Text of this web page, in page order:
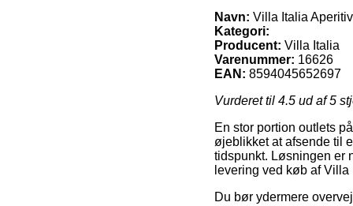
Navn: Villa Italia
Kategori:
Producent: Villa Italia
Varenummer: 16626
EAN: 8594045652697
Vurderet til 4.5 ud af 5
En stor portion outlets
øjeblikket at afsende til
tidspunkt. Løsningen er
levering ved køb af
Du bør ydermere